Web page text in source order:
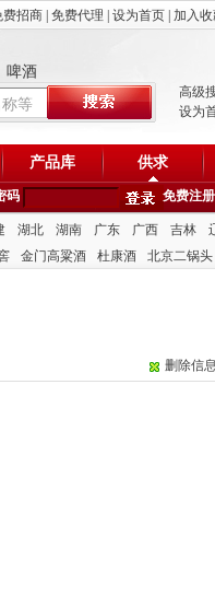
费招商 免费代理 设为首页 加入
啤酒
高级
设为
产品库 供求
码 免费注册
湖北 湖南 广东 广西 吉林
金门高粱酒 杜康酒 北京二锅头
删除信息